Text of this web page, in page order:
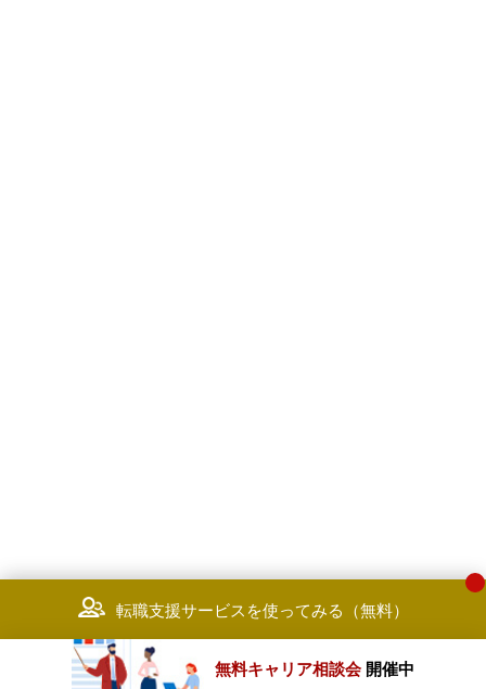
転職支援サービスを使ってみる（無料）
無料キャリア相談会 開催中